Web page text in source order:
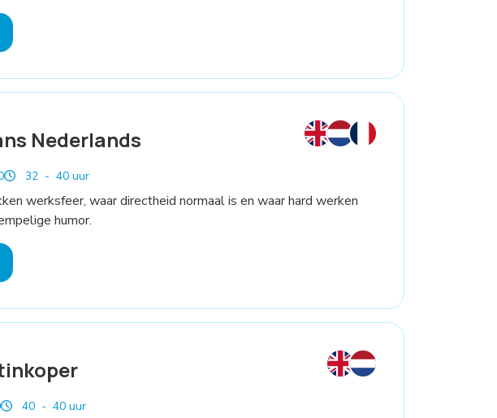
Nederlands
32 - 40 uur
werksfeer, waar directheid normaal is en waar hard werken
humor.
40 - 40 uur